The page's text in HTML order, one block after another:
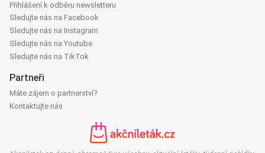
Přihlášení k odběru newsletteru
Sledujte nás na Facebook
Sledujte nás na Instagram
Sledujte nás na Youtube
Sledujte nás na TikTok
Partneři
Máte zájem o partnerství?
Kontaktujte nás